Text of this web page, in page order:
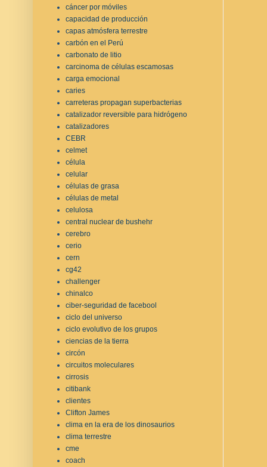
cáncer por móviles
capacidad de producción
capas atmósfera terrestre
carbón en el Perú
carbonato de litio
carcinoma de células escamosas
carga emocional
caries
carreteras propagan superbacterias
catalizador reversible para hidrógeno
catalizadores
CEBR
celmet
célula
celular
células de grasa
células de metal
celulosa
central nuclear de bushehr
cerebro
cerio
cern
cg42
challenger
chinalco
ciber-seguridad de facebool
ciclo del universo
ciclo evolutivo de los grupos
ciencias de la tierra
circón
circuitos moleculares
cirrosis
citibank
clientes
Clifton James
clima en la era de los dinosaurios
clima terrestre
cme
coach